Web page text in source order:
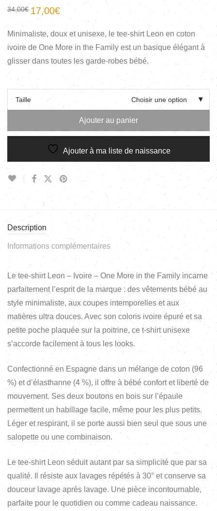
34,00€ 17,00€
Minimaliste, doux et unisexe, le tee-shirt Leon en coton
ivoire de One More in the Family est un basique élégant à
glisser dans toutes les garde-robes bébé.
Taille Choisir une option
Ajouter au panier
Ajouter à ma liste de naissance
Description
Informations complémentaires
Le tee-shirt Leon – Ivoire – One More in the Family incarne
parfaitement l’esprit de la marque : des vêtements bébé au
style minimaliste, aux coupes intemporelles et aux
matières ultra douces. Avec son coloris ivoire épuré et sa
petite poche plaquée sur la poitrine, ce t-shirt unisexe
s’accorde facilement à tous les looks.
Confectionné en Espagne dans un mélange de coton (96
%) et d’élasthanne (4 %), il offre à bébé confort et liberté de
mouvement. Ses deux boutons en bois sur l’épaule
permettent un habillage facile, même pour les plus petits.
Léger et respirant, il se porte aussi bien seul que sous une
salopette ou une combinaison.
Le tee-shirt Leon séduit autant par sa simplicité que par sa
qualité. Il résiste aux lavages répétés à 30° et conserve sa
douceur lavage après lavage. Une pièce incontournable,
parfaite pour le quotidien ou comme cadeau naissance.